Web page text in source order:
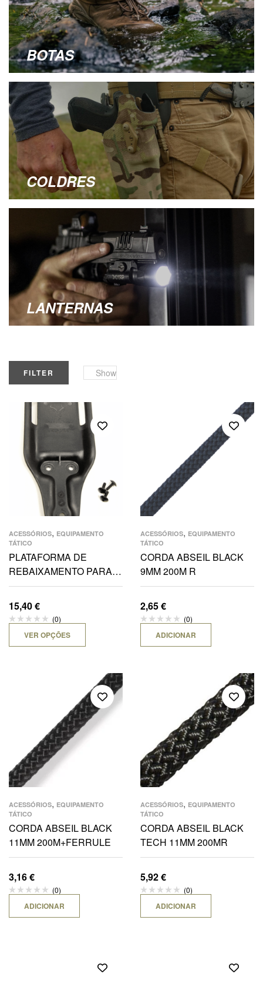
BOTAS
COLDRES
LANTERNAS
FILTER Show
ACESSÓRIOS, EQUIPAMENTO
TÁTICO
PLATAFORMA DE
REBAIXAMENTO PARA
COLDRE DE CINTO
15,40€
(0)
VER OPÇÕES
ACESSÓRIOS, EQUIPAMENTO
TÁTICO
CORDA ABSEIL BLACK
9MM 200M R
2,65€
(0)
ADICIONAR
ACESSÓRIOS, EQUIPAMENTO
TÁTICO
CORDA ABSEIL BLACK
11MM 200M+FERRULE
3,16€
(0)
ADICIONAR
ACESSÓRIOS, EQUIPAMENTO
TÁTICO
CORDA ABSEIL BLACK
TECH 11MM 200MR
5,92€
(0)
ADICIONAR